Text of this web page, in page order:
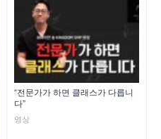
“전문가가 하면 클래스가 다릅니
다”
영상